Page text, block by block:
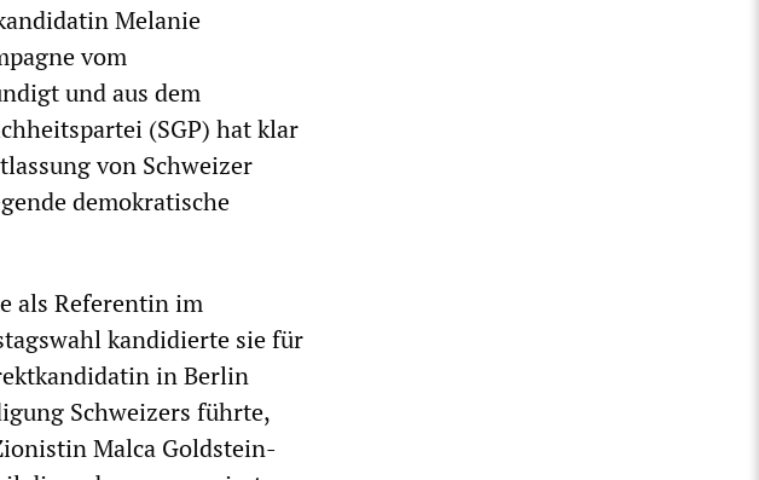
Melanie
vom
und aus dem
(SGP) hat klar
von Schweizer
demokratische
als Referentin im
kandidierte sie für
in Berlin
Schweizers führte,
Malca Goldstein-